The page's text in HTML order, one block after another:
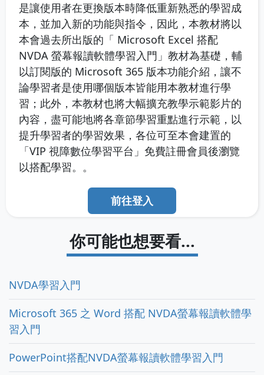
是讓使用者在更換版本時降低重新熟悉的學習成
本，並加入新的功能與指令，因此，本教材將以
本會過去所出版的「 Microsoft Excel 搭配
NVDA 螢幕報讀軟體學習入門」教材為基礎，輔
以訂閱版的 Microsoft 365 版本功能介紹，讓不
論學習者是使用哪個版本皆能用本教材進行學
習；此外，本教材也將大幅擴充教學示範影片的
內容，盡可能地將各章節學習重點進行示範，以
提升學習者的學習效果，各位可至本會建置的
「VIP 視障數位學習平台」免費註冊會員後瀏覽
以搭配學習。。
前往登入
你可能也想要看...
NVDA學習入門
Microsoft 365 之 Word 搭配 NVDA螢幕報讀軟體學
習入門
PowerPoint搭配NVDA螢幕報讀軟體學習入門